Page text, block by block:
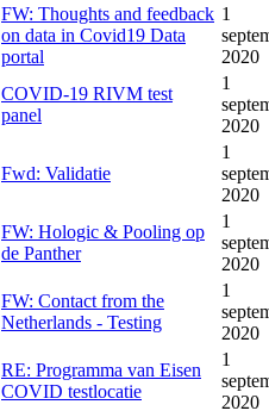
FW: Thoughts and feedback
on data in Covid19 Data
portal
1
2020
COVID-19 RIVM test
panel
1
2020
Fwd: Validatie
1
2020
FW: Hologic & Pooling op
de Panther
1
2020
FW: Contact from the
Netherlands - Testing
1
2020
RE: Programma van Eisen
COVID testlocatie
1
2020